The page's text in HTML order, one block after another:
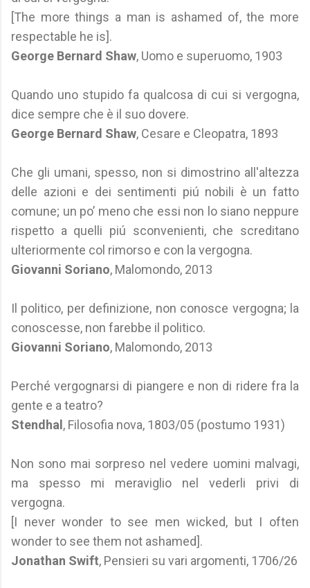
[The more things a man is ashamed of, the more
respectable he is].
George Bernard Shaw, Uomo e superuomo, 1903
Quando uno stupido fa qualcosa di cui si vergogna,
dice sempre che è il suo dovere.
George Bernard Shaw, Cesare e Cleopatra, 1893
Che gli umani, spesso, non si dimostrino all'altezza
delle azioni e dei sentimenti piú nobili è un fatto
comune; un po’ meno che essi non lo siano neppure
rispetto a quelli piú sconvenienti, che screditano
ulteriormente col rimorso e con la vergogna.
Giovanni Soriano, Malomondo, 2013
Il politico, per definizione, non conosce vergogna; la
conoscesse, non farebbe il politico.
Giovanni Soriano, Malomondo, 2013
Perché vergognarsi di piangere e non di ridere fra la
gente e a teatro?
Stendhal , Filosofia nova, 1803/05 (postumo 1931)
Non sono mai sorpreso nel vedere uomini malvagi,
ma spesso mi meraviglio nel vederli privi di
vergogna.
[I never wonder to see men wicked, but I often
wonder to see them not ashamed].
Jonathan Swift, Pensieri su vari argomenti, 1706/26